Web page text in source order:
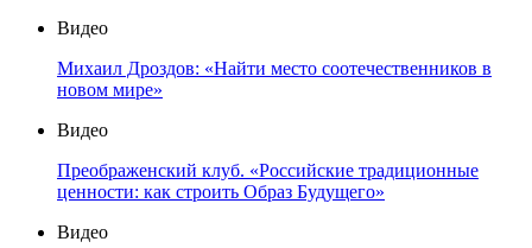
Видео
Михаил Дроздов: «Найти место соотечественников в
новом мире»
Видео
Преображенский клуб. «Российские традиционные
ценности: как строить Образ Будущего»
Видео